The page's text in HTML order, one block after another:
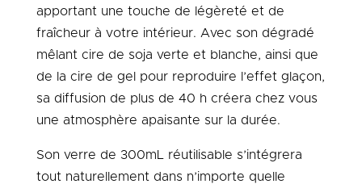
apportant une touche de légèreté et de
fraîcheur à votre intérieur. Avec son dégradé
mêlant cire de soja verte et blanche, ainsi que
de la cire de gel pour reproduire l’effet glaçon,
sa diffusion de plus de 40 h créera chez vous
une atmosphère apaisante sur la durée.
Son verre de 300mL réutilisable s’intégrera
tout naturellement dans n’importe quelle